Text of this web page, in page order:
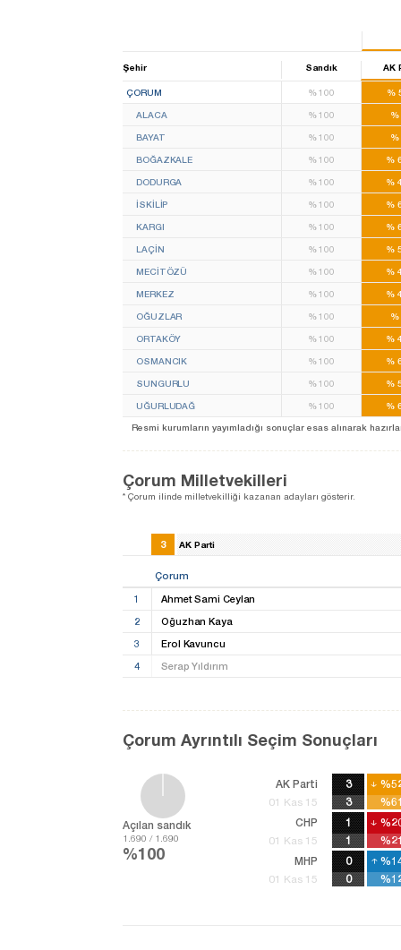
Şehir Sandık AK
ÇORUM %100 %
ALACA %100 %
BAYAT %100 %
BOĞAZKALE %100 %
DODURGA %100 %
İSKİLİP %100 %
KARGI %100 %
LAÇİN %100 %
MECİTÖZÜ %100 %
MERKEZ %100 %
OĞUZLAR %100 %
ORTAKÖY %100 %
OSMANCIK %100 %
SUNGURLU %100 %
UĞURLUDAĞ %100 %
Resmi kurumların yayımladığı sonuçlar esas alınarak
Çorum Milletvekilleri
* Çorum ilinde milletvekilliği kazanan adayları gösterir.
3 AK Parti
Çorum
1
Ahmet Sami Ceylan
2 Oğuzhan Kaya
3 Erol Kavuncu
4 Serap Yıldırım
Çorum Ayrıntılı Seçim Sonuçları
Açılan sandık
1.690 / 1.690
%100
AK Parti
CHP
MHP
3
1
0
01 Kas 15
01 Kas 15
01 Kas 15
3
1